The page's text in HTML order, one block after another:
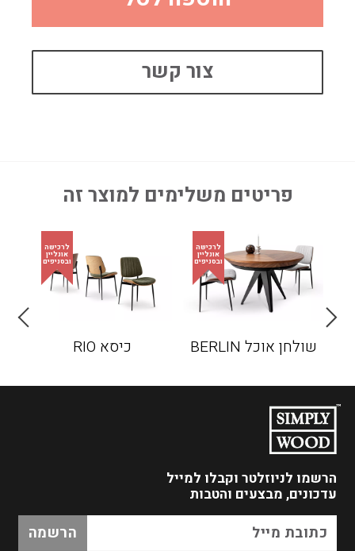
צור קשר
פריטים משלימים למוצר זה
שולחן אוכל BERLIN כיסא RIO
הרשמו לניוזלטר וקבלו למייל
עדכונים, מבצעים והטבות